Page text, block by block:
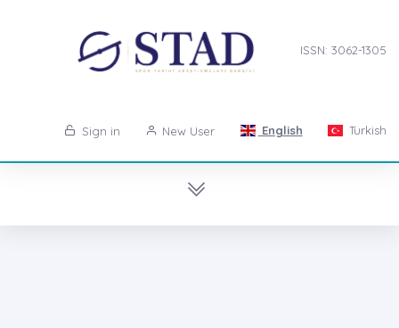
ISSN: 3062-1305
Sign in New User English Turkish